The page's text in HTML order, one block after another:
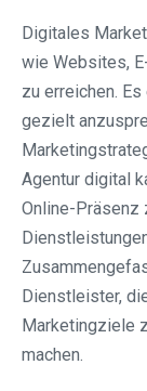
Digitales
wie Websites,
zu erreichen.
gezielt
Agentur digital
Online-Präsenz
Dienstleister,
Marketingziele
machen.